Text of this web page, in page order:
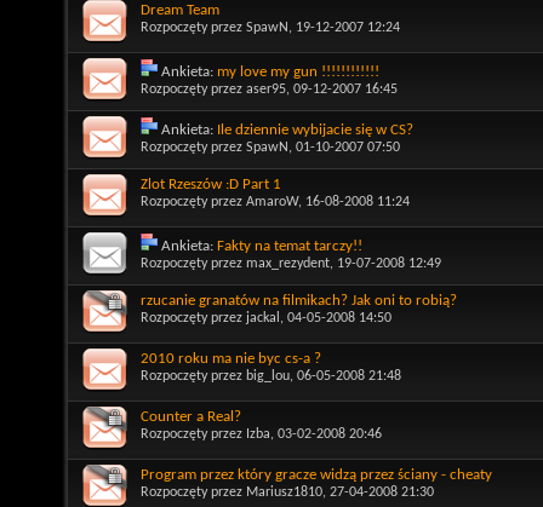
Dream Team
Rozpoczęty przez SpawN , 19-12-2007 12:24
Ankieta: my love my gun !!!!!!!!!!!!
Rozpoczęty przez aser95, 09-12-2007 16:45
Ankieta: Ile dziennie wybijacie się w CS?
Rozpoczęty przez SpawN , 01-10-2007 07:50
Zlot Rzeszów :D Part 1
Rozpoczęty przez AmaroW, 16-08-2008 11:24
Ankieta: Fakty na temat tarczy!!
Rozpoczęty przez max_rezydent, 19-07-2008 12:49
rzucanie granatów na filmikach? Jak oni to robią?
Rozpoczęty przez jackal , 04-05-2008 14:50
2010 roku ma nie byc cs-a ?
Rozpoczęty przez big_lou, 06-05-2008 21:48
Counter a Real?
Rozpoczęty przez Izba, 03-02-2008 20:46
Program przez który gracze widzą przez ściany - cheaty
Rozpoczęty przez Mariusz1810, 27-04-2008 21:30